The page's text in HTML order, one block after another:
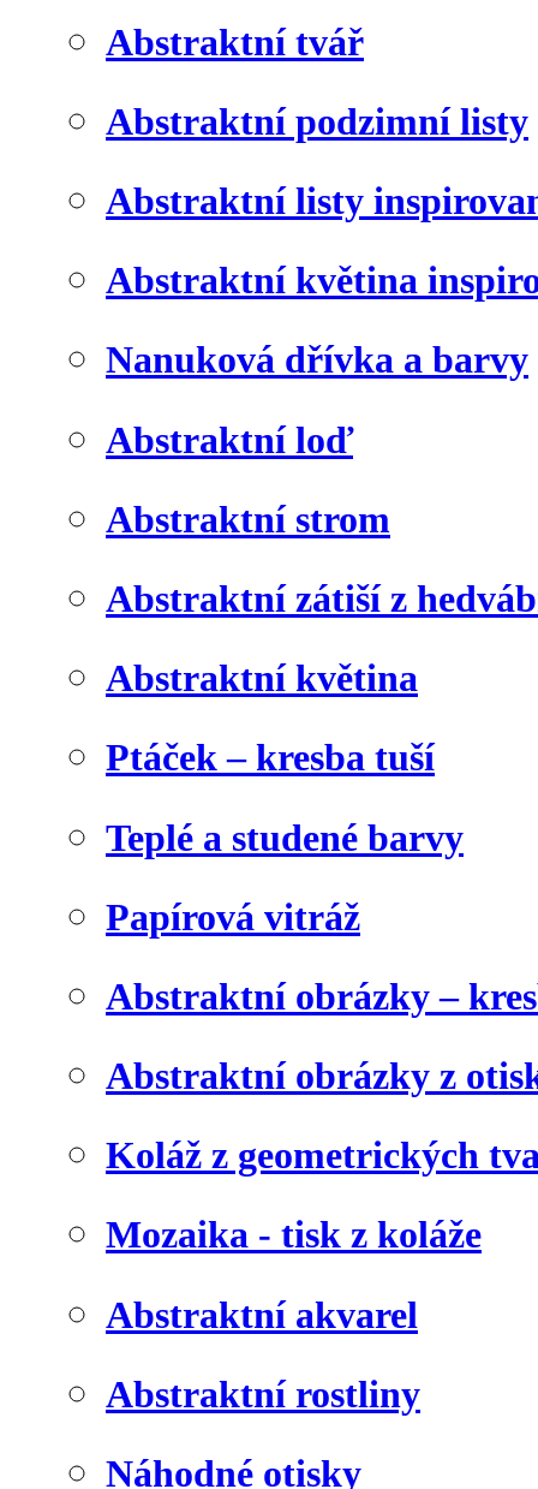
Abstraktní tvář
Abstraktní podzimní listy
Abstraktní listy
Abstraktní květina
Nanuková dřívka a barvy
Abstraktní loď
Abstraktní strom
Abstraktní zátiší z
Abstraktní květina
Ptáček – kresba tuší
Teplé a studené barvy
Papírová vitráž
Abstraktní obrázky –
Abstraktní obrázky z
Koláž z geometrických
Mozaika - tisk z koláže
Abstraktní akvarel
Abstraktní rostliny
Náhodné otisky